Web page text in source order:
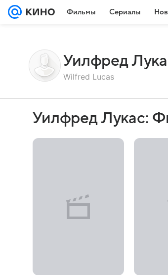
Фильмы Сериалы
Уилфред
Wilfred Lucas
Уилфред Лукас: